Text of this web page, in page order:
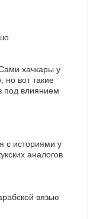
хачкары у
но вот такие
под влиянием
с историями у
аналогов
вязью